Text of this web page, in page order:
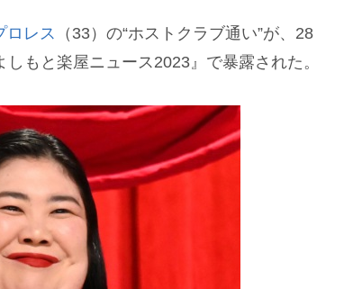
ロレス （33）の“ホストクラブ通い”が、28
もと楽屋ニュース2023』で暴露された。